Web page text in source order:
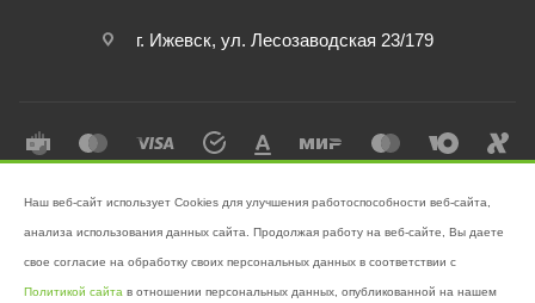
г. Ижевск, ул. Лесозаводская 23/179
поддержании чистоты!
Наш веб-сайт использует Cookies для улучшения работоспособности веб-сайта,
анализа использования данных сайта. Продолжая работу на веб-сайте, Вы даете
свое согласие на обработку своих персональных данных в соответствии с
Политикой сайта в отношении персональных данных, опубликованной на нашем